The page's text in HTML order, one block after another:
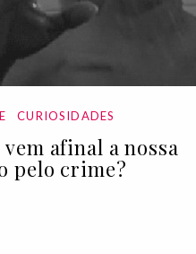
CURIOSIDADES
vem afinal a nossa
pelo crime?